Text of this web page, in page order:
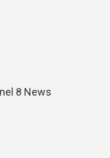
8 News